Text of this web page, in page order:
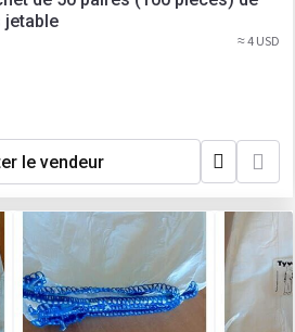
jetable
≈ 4 USD
le vendeur